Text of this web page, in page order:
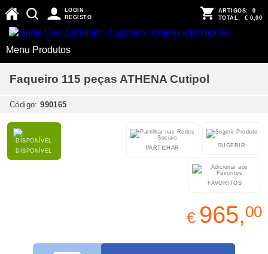
LOGIN
REGISTO
ARTIGOS: 0
TOTAL: € 0,00
Menu Produtos
Faqueiro 115 peças ATHENA Cutipol
Código:990165
DISPONÍVEL
SUGERIR
PARTILHAR
FAVORITOS
€ 965,00